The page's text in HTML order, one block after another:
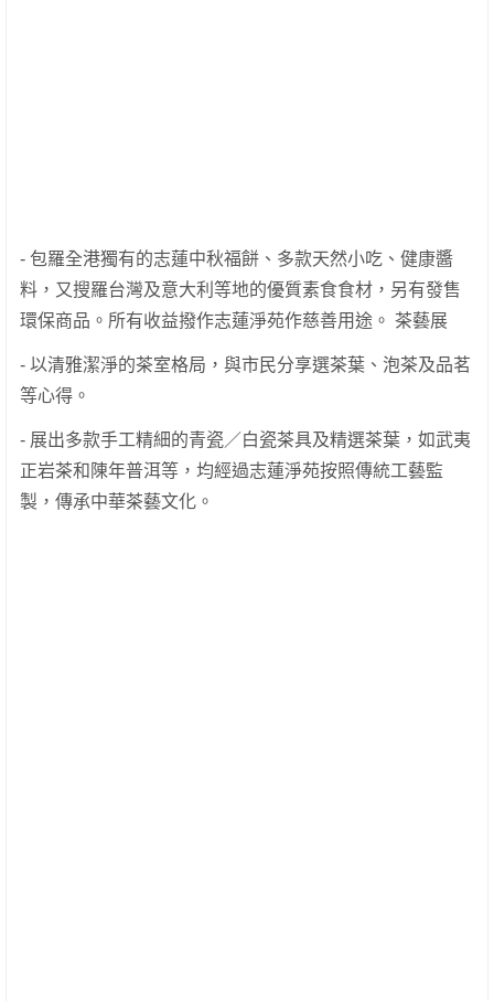
- 包羅全港獨有的志蓮中秋福餅、多款天然小吃、健康醬
料，又搜羅台灣及意大利等地的優質素食食材，另有發售
環保商品。所有收益撥作志蓮淨苑作慈善用途。 茶藝展
- 以清雅潔淨的茶室格局，與市民分享選茶葉、泡茶及品茗
等心得。
- 展出多款手工精細的青瓷／白瓷茶具及精選茶葉，如武夷
正岩茶和陳年普洱等，均經過志蓮淨苑按照傳統工藝監
製，傳承中華茶藝文化。